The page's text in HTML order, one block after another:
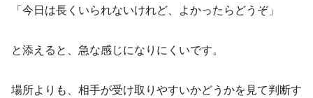
「今日は長くいられないけれど、よかったらどうぞ」
と添えると、急な感じになりにくいです。
場所よりも、相手が受け取りやすいかどうかを見て判断す